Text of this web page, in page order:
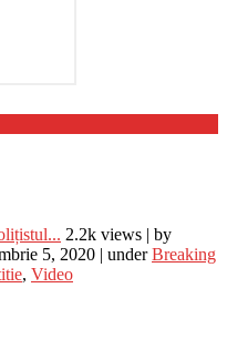
2.2k views | by
5, 2020 | underBreaking
, Video